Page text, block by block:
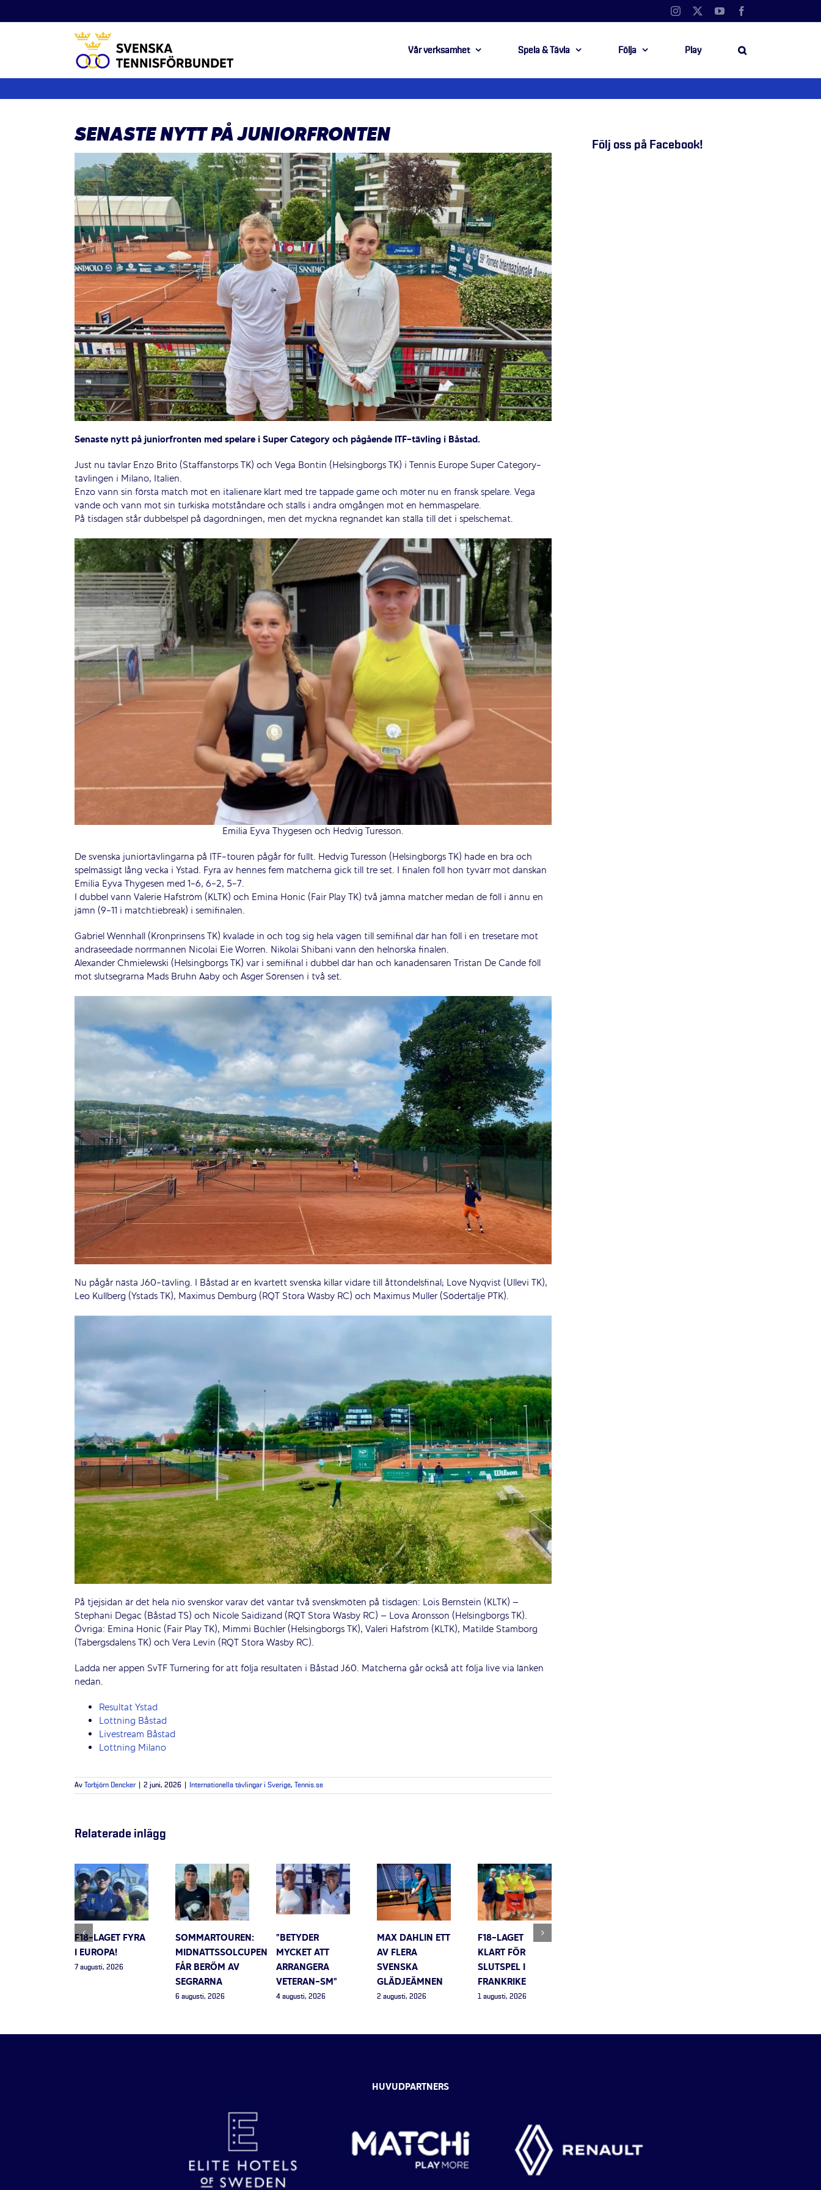
till
Instagram YouTube
Vår verksamhet Spela & Tävla Följa Play
SENASTE NYTT PÅ JUNIORFRONTEN
Senaste nytt på juniorfronten med spelare i Super Category och pågående ITF-tävling i Båstad.
Just nu tävlar Enzo Brito (Staffanstorps TK) och Vega Bontin (Helsingborgs TK) i Tennis Europe Super Category-
tävlingen i Milano, Italien.
Enzo vann sin första match mot en italienare klart med tre tappade game och möter nu en fransk spelare. Vega
vände och vann mot sin turkiska motståndare och ställs i andra omgången mot en hemmaspelare.
På tisdagen står dubbelspel på dagordningen, men det myckna regnandet kan ställa till det i spelschemat.
Emilia Eyva Thygesen och Hedvig Turesson.
De svenska juniortävlingarna på ITF-touren pågår för fullt. Hedvig Turesson (Helsingborgs TK) hade en bra och
spelmässigt lång vecka i Ystad. Fyra av hennes fem matcherna gick till tre set. I finalen föll hon tyvärr mot danskan
Emilia Eyva Thygesen med 1-6, 6-2, 5-7.
I dubbel vann Valerie Hafström (KLTK) och Emina Honic (Fair Play TK) två jämna matcher medan de föll i ännu en
jämn (9-11 i matchtiebreak) i semifinalen.
Gabriel Wennhall (Kronprinsens TK) kvalade in och tog sig hela vägen till semifinal där han föll i en tresetare mot
andraseedade norrmannen Nicolai Eie Worren. Nikolai Shibani vann den helnorska finalen.
Alexander Chmielewski (Helsingborgs TK) var i semifinal i dubbel där han och kanadensaren Tristan De Cande föll
mot slutsegrarna Mads Bruhn Aaby och Asger Sörensen i två set.
Nu pågår nästa J60-tävling. I Båstad är en kvartett svenska killar vidare till åttondelsfinal; Love Nyqvist (Ullevi TK),
Leo Kullberg (Ystads TK), Maximus Demburg (RQT Stora Wäsby RC) och Maximus Muller (Södertälje PTK).
På tjejsidan är det hela nio svenskor varav det väntar två svenskmöten på tisdagen: Lois Bernstein (KLTK) –
Stephani Degac (Båstad TS) och Nicole Saidizand (RQT Stora Wäsby RC) – Lova Aronsson (Helsingborgs TK).
Övriga: Emina Honic (Fair Play TK), Mimmi Büchler (Helsingborgs TK), Valeri Hafström (KLTK), Matilde Stamborg
(Tabergsdalens TK) och Vera Levin (RQT Stora Wäsby RC).
Ladda ner appen SvTF Turnering för att följa resultaten i Båstad J60. Matcherna går också att följa live via länken
nedan.
Resultat Ystad
Lottning Båstad
Livestream Båstad
Lottning Milano
Av Torbjörn Dencker 2 juni, 2026 Internationella tävlingar i Sverige, Tennis.se
Relaterade inlägg
F18-LAGET FYRA
I EUROPA!
7 augusti, 2026
SOMMARTOUREN:
MIDNATTSSOLCUPEN
FÅR BERÖM AV
SEGRARNA
6 augusti, 2026
”BETYDER
MYCKET ATT
ARRANGERA
VETERAN-SM”
4 augusti, 2026
MAX DAHLIN ETT
AV FLERA
SVENSKA
GLÄDJEÄMNEN
2 augusti, 2026
F18-LAGET
KLART FÖR
SLUTSPEL I
FRANKRIKE
1 augusti, 2026
Följ oss på Facebook!
HUVUDPARTNERS